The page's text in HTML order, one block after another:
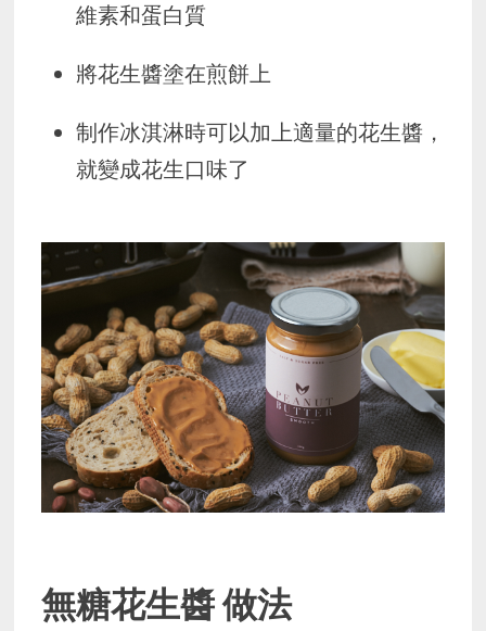
維素和蛋白質
將花生醬塗在煎餅上
制作冰淇淋時可以加上適量的花生醬，
就變成花生口味了
無糖花生醬 做法